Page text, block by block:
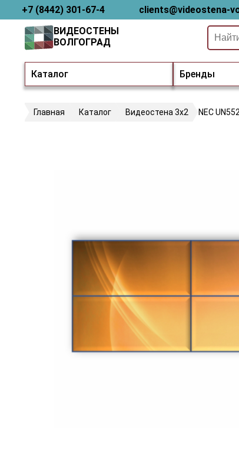
+7 (8442) 301-67-4 clients@videostena-
Каталог Бренды
ВИДЕОСТЕНЫ
ВОЛГОГРАД
Главная Каталог Видеостена 3х2 NEC